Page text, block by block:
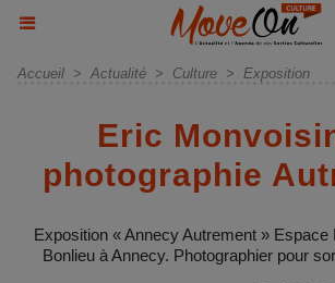
Accueil > Actualité > Culture > Exposition
Eric
photographie
Exposition « Annecy Autrement » Espace
Bonlieu à Annecy. Photographier pour